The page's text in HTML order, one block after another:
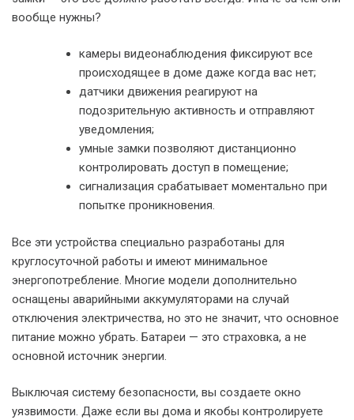
вообще нужны?
камеры видеонаблюдения фиксируют все
происходящее в доме даже когда вас нет;
датчики движения реагируют на
подозрительную активность и отправляют
уведомления;
умные замки позволяют дистанционно
контролировать доступ в помещение;
сигнализация срабатывает моментально при
попытке проникновения.
Все эти устройства специально разработаны для
круглосуточной работы и имеют минимальное
энергопотребление. Многие модели дополнительно
оснащены аварийными аккумуляторами на случай
отключения электричества, но это не значит, что основное
питание можно убрать. Батареи — это страховка, а не
основной источник энергии.
Выключая систему безопасности, вы создаете окно
уязвимости. Даже если вы дома и якобы контролируете